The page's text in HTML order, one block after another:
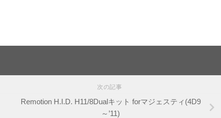
次の記事
Remotion H.I.D. H11/8Dualキット forマジェスティ(4D9
～’11)